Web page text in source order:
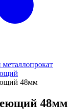
48мм
48мм